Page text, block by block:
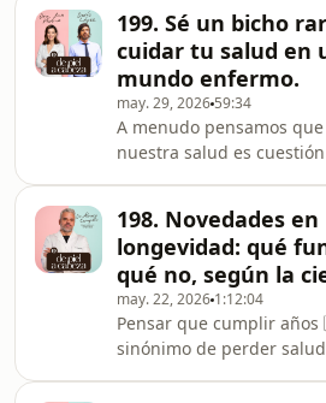
rodean. 🤯Hoy nos
doctor Miguel
ha metido tan rápido en
bolsillos y dormitorios que
hemos tenido tiempo de
su impacto.
hoy en día del
es una fobia a lo
estrategia de resistencia
proteger nuestra salud
es
199. Sé un bicho
cuidar tu salud en
mundo enfermo.
may. 29, 2026 59:34
A menudo pensamos
nuestra salud es
&nbsp;Vivimos en una
nos lo pone tan difícil
intentar estar sano te
inevitablemente, en el
grupo.En este episodio
de las dietas milagro y los
entrenamientos
198. Novedades en
longevidad: qué
qué no, según la
may. 22, 2026 1:12:04
Pensar que cumplir años
sinónimo de perder